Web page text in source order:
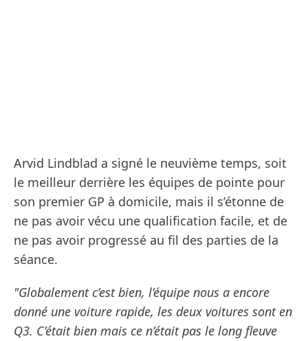
Arvid Lindblad a signé le neuvième temps, soit
le meilleur derrière les équipes de pointe pour
son premier GP à domicile, mais il s’étonne de
ne pas avoir vécu une qualification facile, et de
ne pas avoir progressé au fil des parties de la
séance.
"Globalement c’est bien, l’équipe nous a encore
donné une voiture rapide, les deux voitures sont en
Q3. C’était bien mais ce n’était pas le long fleuve